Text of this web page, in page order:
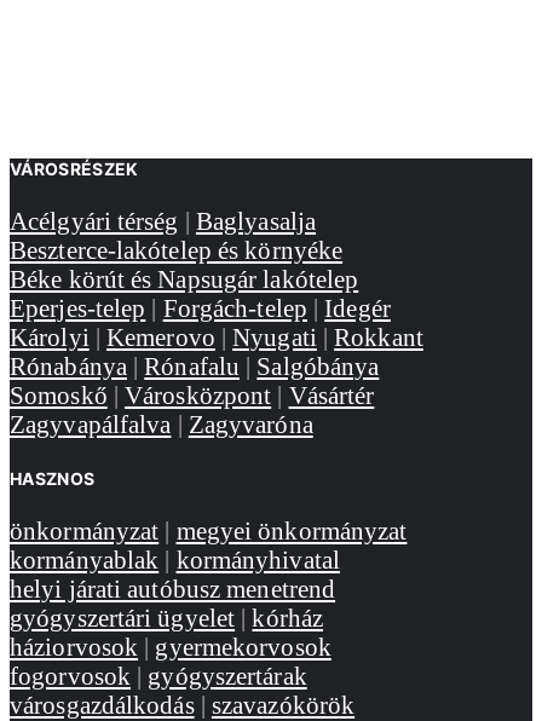
VÁROSRÉSZEK
Acélgyári térség | Baglyasalja
Beszterce-lakótelep és környéke
Béke körút és Napsugár lakótelep
Eperjes-telep | Forgách-telep |Idegér
Károlyi |Kemerovo |Nyugati |Rokkant
Rónabánya |Rónafalu | Salgóbánya
Somoskő |Városközpont | Vásártér
Zagyvapálfalva | Zagyvaróna
HASZNOS
önkormányzat | megyei önkormányzat
kormányablak | kormányhivatal
helyi járati autóbusz menetrend
gyógyszertári ügyelet |kórház
háziorvosok | gyermekorvosok
fogorvosok | gyógyszertárak
városgazdálkodás| szavazókörök